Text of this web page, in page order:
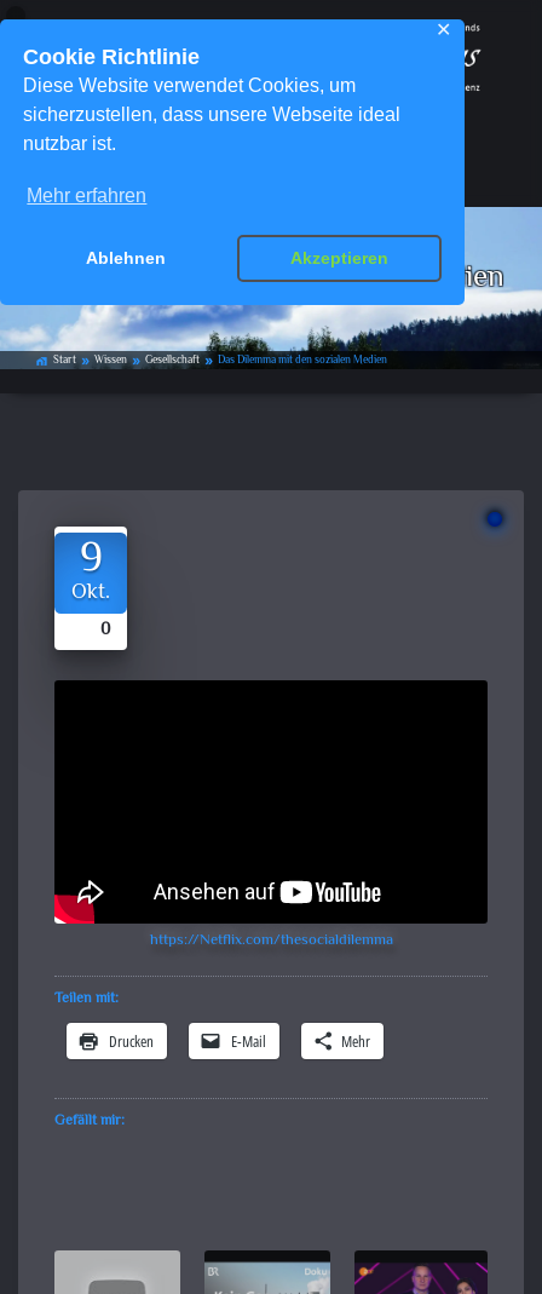
Cookie Richtlinie
Diese Website verwendet Cookies, um
sicherzustellen, dass unsere Webseite ideal
nutzbar ist.
Mehr erfahren
Ablehnen Akzeptieren
✕
Das Dilemma mit den sozialen Medien
home_work Start double_arrow Wissen double_arrow Gesellschaft double_arrow Das Dilemma mit den sozialen Medien
9
Okt.
0
https://Netflix.com/thesocialdilemma
Teilen mit:
Drucken E-Mail Mehr
Gefällt mir: